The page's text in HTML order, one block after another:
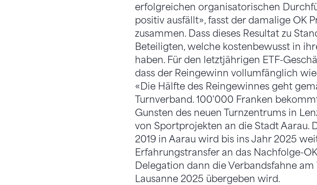
erfolgreichen organisatorischen
positiv ausfällt», fasst der damalige OK
zusammen. Dass dieses Resultat zu
Beteiligten, welche kostenbewusst in
haben. Für den letztjährigen ETF-
dass der Reingewinn vollumfänglich
«Die Hälfte des Reingewinnes geht
Turnverband. 100'000 Franken
Gunsten des neuen Turnzentrums in
von Sportprojekten an die Stadt Aarau.
2019 in Aarau wird bis ins Jahr 2025
Erfahrungstransfer an das Nachfolge-
Delegation dann die Verbandsfahne am
Lausanne 2025 übergeben wird.